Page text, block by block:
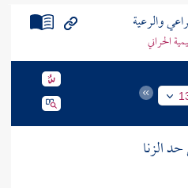
والرعية
الحراني
الزنا